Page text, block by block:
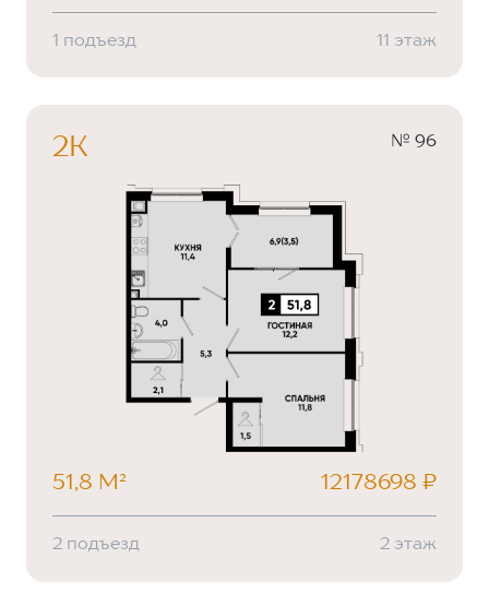
1 подъезд 11 этаж
2К № 96
51,8 М² 12178698 ₽
2 подъезд 2 этаж